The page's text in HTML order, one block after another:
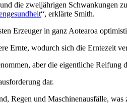
die zweijährigen Schwankungen
“, erklärte Smith.
Erzeuger in ganz Aotearoa
Ernte, wodurch sich die Erntezeit
aber die eigentliche
dar.
Regen und Maschinenausfälle,